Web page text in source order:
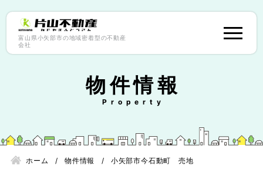
富山県小矢部市の地域密着型の不動産
会社
物件情報
ホーム 物件情報 小矢部市今石動町 売地